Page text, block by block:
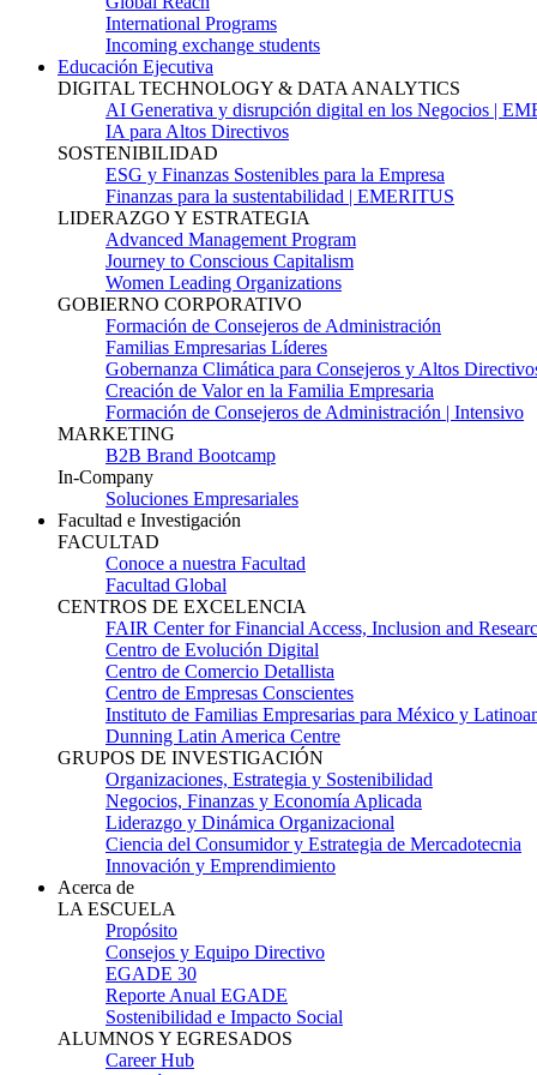
International Programs
Incoming exchange students
Educación Ejecutiva
DIGITAL TECHNOLOGY & DATA ANALYTICS
AI Generativa y disrupción digital en los Negocios |
IA para Altos Directivos
SOSTENIBILIDAD
ESG y Finanzas Sostenibles para la Empresa
Finanzas para la sustentabilidad | EMERITUS
LIDERAZGO Y ESTRATEGIA
Advanced Management Program
Journey to Conscious Capitalism
Women Leading Organizations
GOBIERNO CORPORATIVO
Formación de Consejeros de Administración
Familias Empresarias Líderes
Gobernanza Climática para Consejeros y Altos
Creación de Valor en la Familia Empresaria
Formación de Consejeros de Administración | Intensivo
MARKETING
B2B Brand Bootcamp
In-Company
Soluciones Empresariales
Facultad e Investigación
FACULTAD
Conoce a nuestra Facultad
Facultad Global
CENTROS DE EXCELENCIA
FAIR Center for Financial Access, Inclusion and
Centro de Evolución Digital
Centro de Comercio Detallista
Centro de Empresas Conscientes
Instituto de Familias Empresarias para México y
Dunning Latin America Centre
GRUPOS DE INVESTIGACIÓN
Organizaciones, Estrategia y Sostenibilidad
Negocios, Finanzas y Economía Aplicada
Liderazgo y Dinámica Organizacional
Ciencia del Consumidor y Estrategia de Mercadotecnia
Innovación y Emprendimiento
Acerca de
LA ESCUELA
Propósito
Consejos y Equipo Directivo
EGADE 30
Reporte Anual EGADE
Sostenibilidad e Impacto Social
ALUMNOS Y EGRESADOS
Career Hub